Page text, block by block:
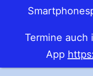
Termine auch
App